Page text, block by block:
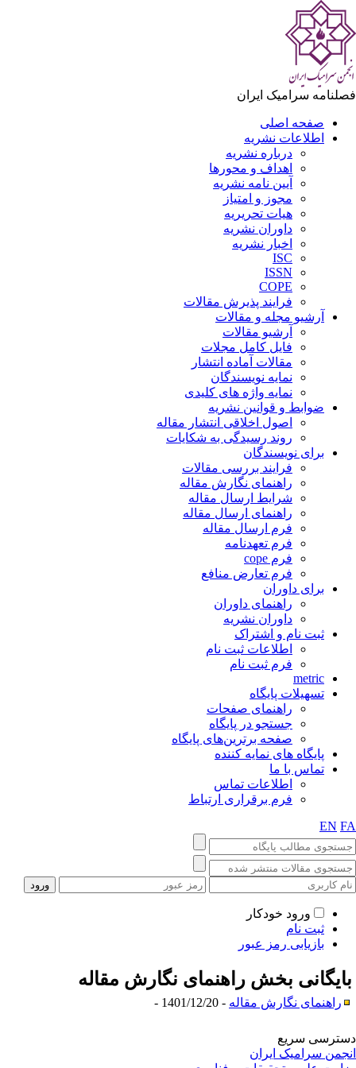
سرامیک ایران
صفحه اصلی
اطلاعات نشریه
درباره نشریه
اهداف و محورها
آیین نامه نشریه
مجوز و امتیاز
هیات تحریریه
داوران نشریه
اخبار نشریه
ISC
ISSN
COPE
فرایند پذیرش مقالات
آرشیو مجله و مقالات
آرشیو مقالات
فایل کامل مجلات
مقالات آماده انتشار
نمایه نویسندگان
نمایه واژه های کلیدی
ضوابط و قوانین نشریه
اصول اخلاقی انتشار مقاله
روند رسیدگی به شکایات
برای نویسندگان
فرایند بررسی مقالات
راهنمای نگارش مقاله
شرایط ارسال مقاله
راهنمای ارسال مقاله
فرم ارسال مقاله
فرم تعهدنامه
فرم cope
فرم تعارض منافع
برای داوران
راهنمای داوران
داوران نشریه
ثبت نام و اشتراک
اطلاعات ثبت نام
فرم ثبت نام
metric
تسهیلات پایگاه
راهنمای صفحات
جستجو در پایگاه
صفحه برترین‌های پایگاه
پایگاه های نمایه کننده
تماس با ما
اطلاعات تماس
فرم برقراری ارتباط
EN
ورود خودکار
ثبت نام
بازیابی رمز عبور
بخشراهنمای نگارش مقاله
راهنمای نگارش مقاله- 1401/12/20 -
سریع
سرامیک ایران